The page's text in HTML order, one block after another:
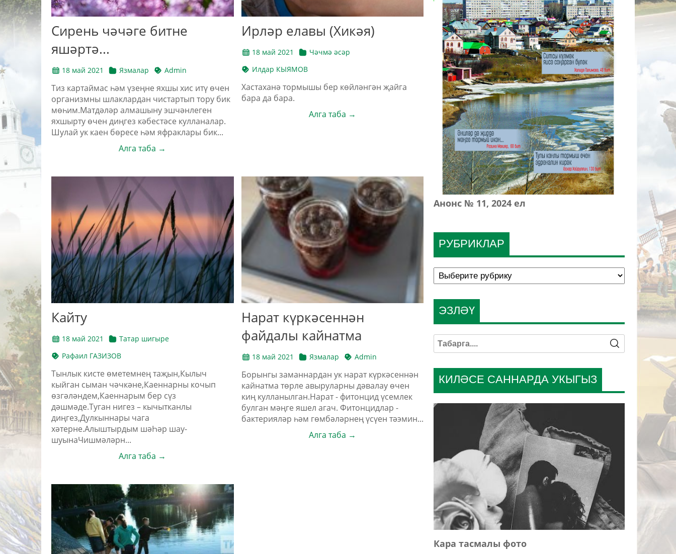
Сирень чәчәге битне
яшәртә...
18 май 2021 Язмалар Admin
Тиз картаймас һәм үзеңне яхшы хис итү өчен
организмны шлаклардан чистартып тору бик
мөһим.Матдәләр алмашыну эшчәнлеген
яхшырту өчен диңгез кәбестәсе кулланалар.
Шулай ук каен бөресе һәм яфраклары бик...
Алга таба →
Ирләр елавы (Хикәя)
18 май 2021
Чәчмә әсәр
Илдар КЫЯМОВ
Хастаханә тормышы бер көйләнгән җайга
бара да бара.
Алга таба →
Кайту
18 май 2021
Татар шигыре
Рафаил ГАЗИЗОВ
Тынлык кисте өметемнең таҗын,Кылыч
кыйган сыман чәчкәне,Каеннарны кочып
өзгәләндем,Каеннарым бер сүз
дәшмәде.Туган нигез – кычытканлы
диңгез,Дулкыннары чага
хәтерне.Алыштырдым шәҺәр шау-
шуынаЧишмәләрн...
Алга таба →
Нарат күркәсеннән
файдалы кайнатма
18 май 2021 Язмалар Admin
Борынгы заманнардан ук нарат күркәсеннән
кайнатма төрле авыруларны дәвалау өчен
киң кулланылган.Нарат - фитонцид үсемлек
булган мәңге яшел агач. Фитонцидлар -
бактерияләр һәм гөмбәләрнең үсүен тәэмин...
Алга таба →
РУБРИКЛАР
Анонс № 11, 2024 ел
КИЛӘСЕ САННАРДА УКЫГЫЗ
Кара тасмалы фото
ЭЗЛӘҮ